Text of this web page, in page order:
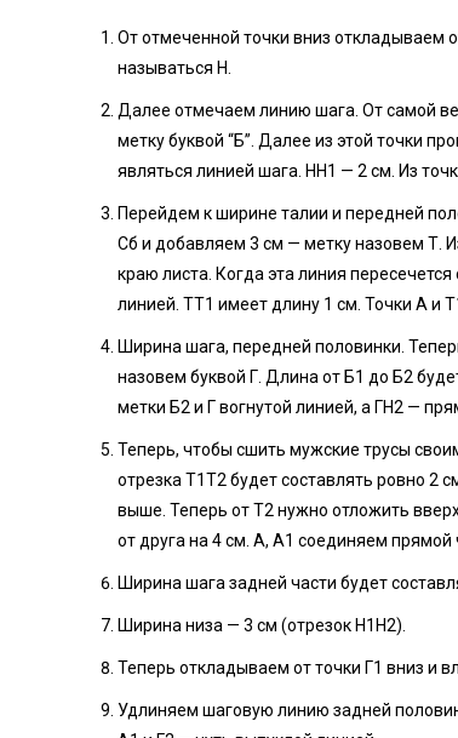
От отмеченной точки вниз откладываем
называться Н.
Далее отмечаем линию шага. От самой
метку буквой “Б”. Далее из этой точки
являться линией шага. НН1 — 2 см. Из
Перейдем к ширине талии и передней
Сб и добавляем 3 см — метку назовем Т.
краю листа. Когда эта линия
линией. ТТ1 имеет длину 1 см. Точки A и
Ширина шага, передней половинки.
назовем буквой Г. Длина от Б1 до Б2
метки Б2 и Г вогнутой линией, а ГН2 —
Теперь, чтобы сшить мужские трусы
отрезка Т1Т2 будет составлять ровно 2
выше. Теперь от Т2 нужно отложить
от друга на 4 см. А, А1 соединяем прямой
Ширина шага задней части будет
Ширина низа — 3 см (отрезок H1H2).
Теперь откладываем от точки Г1 вниз и
Удлиняем шаговую линию задней